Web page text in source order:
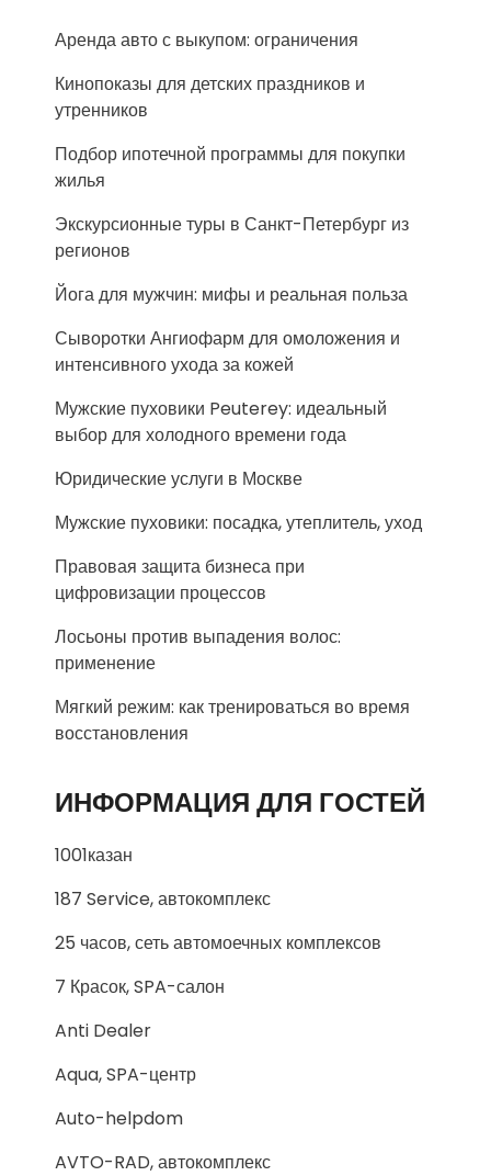
Аренда авто с выкупом: ограничения
Кинопоказы для детских праздников и
утренников
Подбор ипотечной программы для покупки
жилья
Экскурсионные туры в Санкт-Петербург из
регионов
Йога для мужчин: мифы и реальная польза
Сыворотки Ангиофарм для омоложения и
интенсивного ухода за кожей
Мужские пуховики Peuterey: идеальный
выбор для холодного времени года
Юридические услуги в Москве
Мужские пуховики: посадка, утеплитель, уход
Правовая защита бизнеса при
цифровизации процессов
Лосьоны против выпадения волос:
применение
Мягкий режим: как тренироваться во время
восстановления
ИНФОРМАЦИЯ ДЛЯ ГОСТЕЙ
1001казан
187 Service, автокомплекс
25 часов, сеть автомоечных комплексов
7 Красок, SPA-салон
Anti Dealer
Aqua, SPA-центр
Auto-helpdom
AVTO-RAD, автокомплекс